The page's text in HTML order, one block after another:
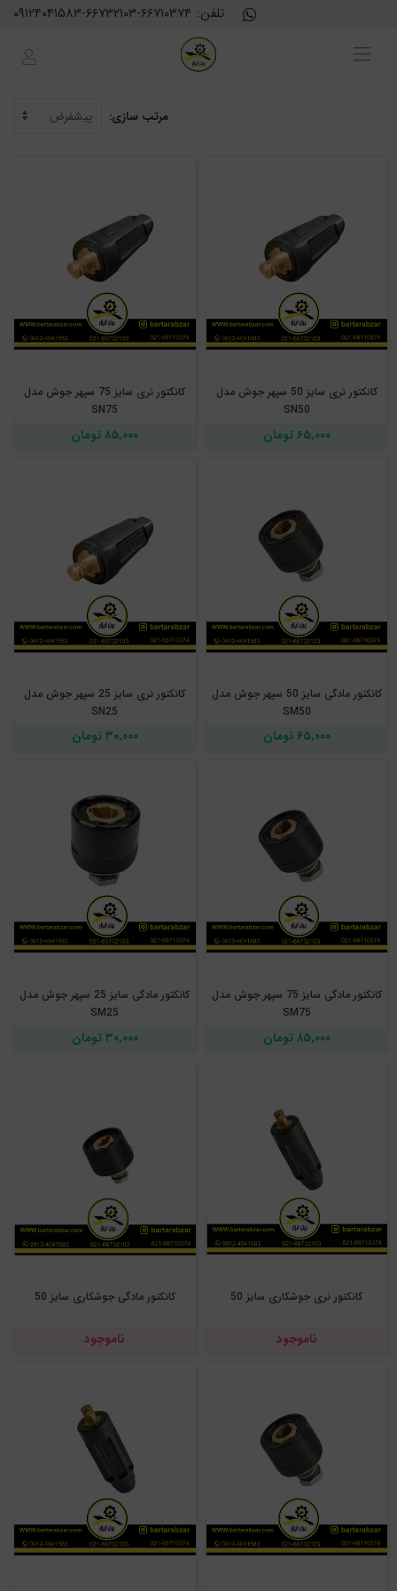
تلفن: ۰۹۱۲۴۰۴۱۵۸۳-۶۶۷۳۲۱۰۳-۶۶۷۱۰۳۷۴
مرتب سازی:
کانکتور نری سایز 50 سپهر جوش مدل
SN50
۶۵,۰۰۰ تومان
کانکتور نری سایز 75 سپهر جوش مدل
SN75
۸۵,۰۰۰ تومان
کانکتور مادگی سایز 50 سپهر جوش مدل
SM50
۶۵,۰۰۰ تومان
کانکتور نری سایز 25 سپهر جوش مدل
SN25
۳۰,۰۰۰ تومان
کانکتور مادگی سایز 75 سپهر جوش مدل
SM75
۸۵,۰۰۰ تومان
کانکتور مادگی سایز 25 سپهر جوش مدل
SM25
۳۰,۰۰۰ تومان
کانکتور نری جوشکاری سایز 50
ناموجود
کانکتور مادگی جوشکاری سایز 50
ناموجود